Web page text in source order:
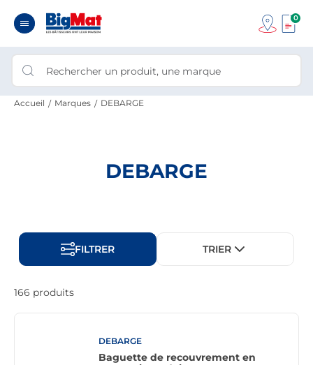
0
Accueil Marques DEBARGE
DEBARGE
FILTRER TRIER
166 produits
DEBARGE
Baguette de recouvrement en